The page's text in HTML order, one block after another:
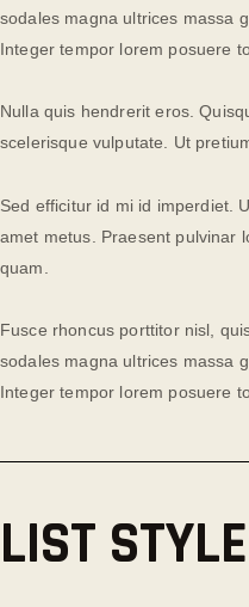
sodales magna ultrices massa
Integer tempor lorem posuere
Nulla quis hendrerit eros.
scelerisque vulputate. Ut
Sed efficitur id mi id imperdiet.
amet metus. Praesent pulvinar
quam.
Fusce rhoncus porttitor nisl,
sodales magna ultrices massa
Integer tempor lorem posuere
LIST